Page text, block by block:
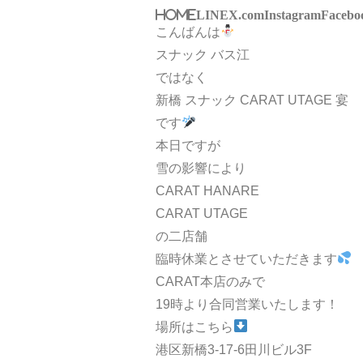
HOMELINEX.comInstagram
こんばんは
スナック バス江
ではなく
新橋 スナック CARAT UTAGE 宴
です
本日ですが
雪の影響により
CARAT HANARE
CARAT UTAGE
の二店舗
臨時休業とさせていただきます
CARAT本店のみで
19時より合同営業いたします！
場所はこちら
港区新橋3-17-6田川ビル3F